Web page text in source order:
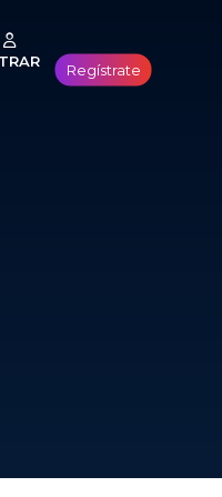
Regístrate